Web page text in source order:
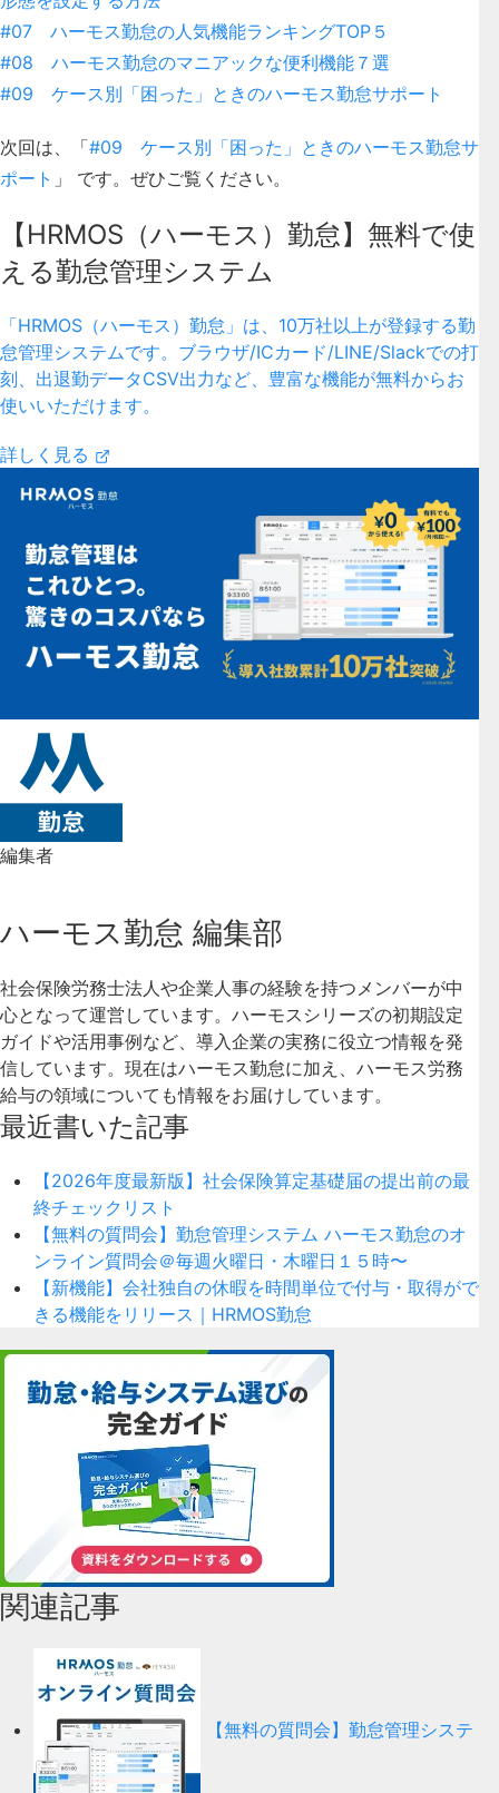
#07 ハーモス勤怠の人気機能ランキングTOP５
#08 ハーモス勤怠のマニアックな便利機能７選
#09 ケース別「困った」ときのハーモス勤怠サポート
次回は、「#09 ケース別「困った」ときのハーモス勤怠サ
ポート 」 です。ぜひご覧ください。
【HRMOS（ハーモス）勤怠】無料で使
える勤怠管理システム
「HRMOS（ハーモス）勤怠」は、10万社以上が登録する勤
怠管理システムです。ブラウザ/ICカード/LINE/Slackでの打
刻、出退勤データCSV出力など、豊富な機能が無料からお
使いいただけます。
詳しく見る
編集者
ハーモス勤怠 編集部
社会保険労務士法人や企業人事の経験を持つメンバーが中
心となって運営しています。ハーモスシリーズの初期設定
ガイドや活用事例など、導入企業の実務に役立つ情報を発
信しています。現在はハーモス勤怠に加え、ハーモス労務
給与の領域についても情報をお届けしています。
最近書いた記事
【2026年度最新版】社会保険算定基礎届の提出前の最
終チェックリスト
【無料の質問会】勤怠管理システム ハーモス勤怠のオ
ンライン質問会＠毎週火曜日・木曜日１５時〜
【新機能】会社独自の休暇を時間単位で付与・取得がで
きる機能をリリース｜HRMOS勤怠
関連記事
【無料の質問会】勤怠管理システ